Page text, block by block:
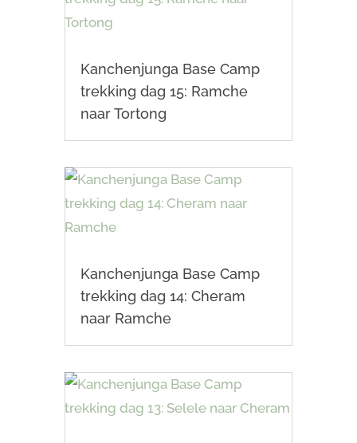
Kanchenjunga Base Camp
trekking dag 15: Ramche
naar Tortong
Kanchenjunga Base Camp
trekking dag 14: Cheram
naar Ramche